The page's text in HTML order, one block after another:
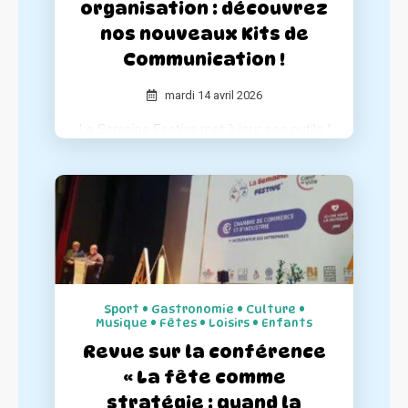
organisation : découvrez
nos nouveaux Kits de
Communication !
mardi 14 avril 2026
La Semaine Festive met à jour ses outils !
garantir le succès de chaque événement,
nous avons entièrement repensé nos kits
de communication pour les rendre plus
complets et simples d'utilisation.
Sport • Gastronomie • Culture •
Musique • Fêtes • Loisirs • Enfants
Revue sur la conférence
« La fête comme
stratégie : quand la